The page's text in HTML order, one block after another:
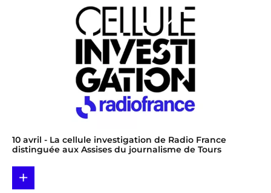
10 avril - La cellule investigation de Radio France
distinguée aux Assises du journalisme de Tours
+